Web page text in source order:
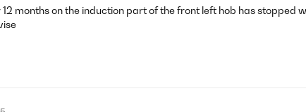
months on the induction part of the front left hob has